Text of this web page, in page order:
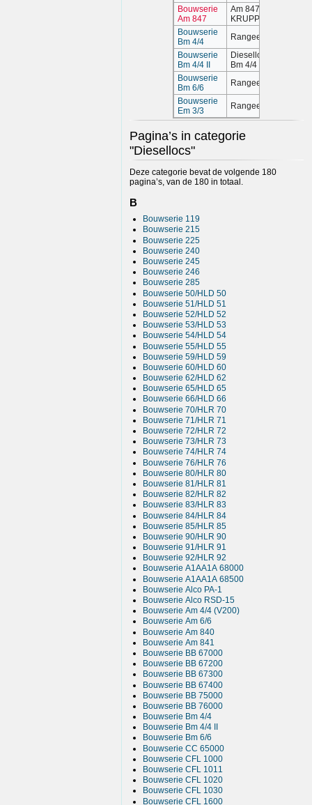
Bouwserie
Am 847
Am 847 (ex
KRUPP V100)
Bouwserie
Bm 4/4
Rangeerlocomotief
Bouwserie
Bm 4/4 II
Dieselloc (Am 4/4,
Bm 4/4 II)
Bouwserie
Bm 6/6
Rangeerlocomotief
Bouwserie
Em 3/3
Rangeerlocomotief
Pagina’s in categorie
"Diesellocs"
Deze categorie bevat de volgende 180
pagina’s, van de 180 in totaal.
B
Bouwserie 119
Bouwserie 215
Bouwserie 225
Bouwserie 240
Bouwserie 245
Bouwserie 246
Bouwserie 285
Bouwserie 50/HLD 50
Bouwserie 51/HLD 51
Bouwserie 52/HLD 52
Bouwserie 53/HLD 53
Bouwserie 54/HLD 54
Bouwserie 55/HLD 55
Bouwserie 59/HLD 59
Bouwserie 60/HLD 60
Bouwserie 62/HLD 62
Bouwserie 65/HLD 65
Bouwserie 66/HLD 66
Bouwserie 70/HLR 70
Bouwserie 71/HLR 71
Bouwserie 72/HLR 72
Bouwserie 73/HLR 73
Bouwserie 74/HLR 74
Bouwserie 76/HLR 76
Bouwserie 80/HLR 80
Bouwserie 81/HLR 81
Bouwserie 82/HLR 82
Bouwserie 83/HLR 83
Bouwserie 84/HLR 84
Bouwserie 85/HLR 85
Bouwserie 90/HLR 90
Bouwserie 91/HLR 91
Bouwserie 92/HLR 92
Bouwserie A1AA1A 68000
Bouwserie A1AA1A 68500
Bouwserie Alco PA-1
Bouwserie Alco RSD-15
Bouwserie Am 4/4 (V200)
Bouwserie Am 6/6
Bouwserie Am 840
Bouwserie Am 841
Bouwserie BB 67000
Bouwserie BB 67200
Bouwserie BB 67300
Bouwserie BB 67400
Bouwserie BB 75000
Bouwserie BB 76000
Bouwserie Bm 4/4
Bouwserie Bm 4/4 II
Bouwserie Bm 6/6
Bouwserie CC 65000
Bouwserie CFL 1000
Bouwserie CFL 1011
Bouwserie CFL 1020
Bouwserie CFL 1030
Bouwserie CFL 1600